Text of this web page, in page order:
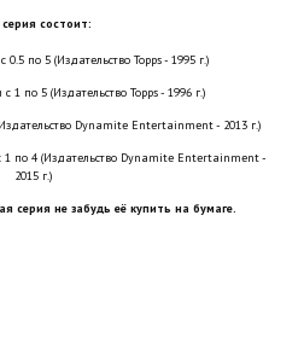
субтитры)
Mod (Русские субтитры)
состоит:
по 5 (Издательство Topps - 1995 г.)
1 по 5 (Издательство Topps - 1996 г.)
Dynamite Entertainment - 2013 г.)
1 по 4 (Издательство Dynamite Entertainment -
2015 г.)
серия не забудь её купить на бумаге.